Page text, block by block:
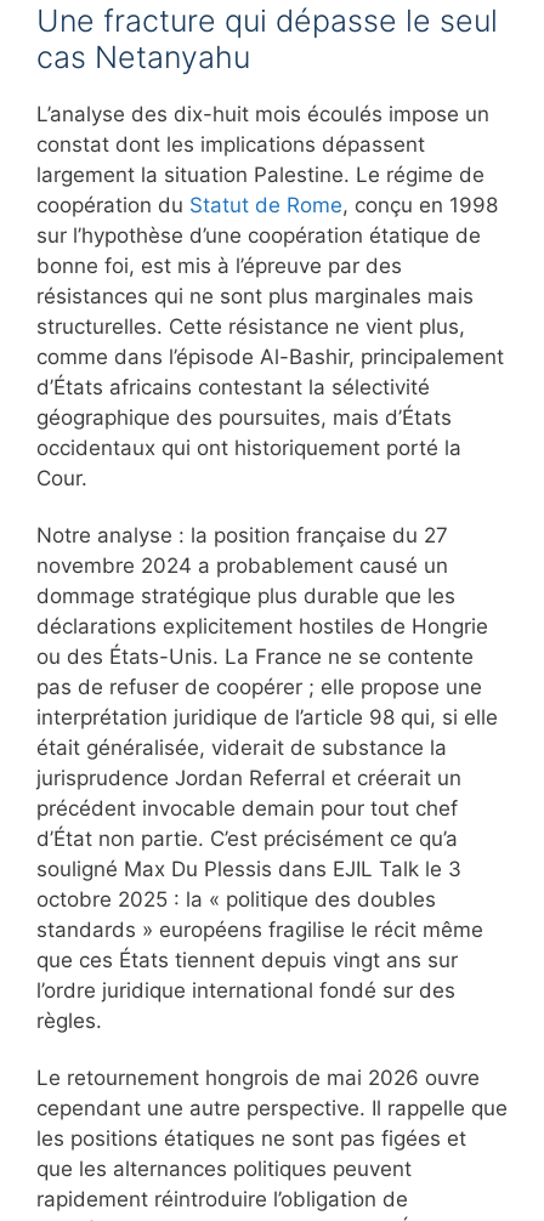
Une fracture qui dépasse le seul
cas Netanyahu
L’analyse des dix-huit mois écoulés impose un
constat dont les implications dépassent
largement la situation Palestine. Le régime de
coopération du Statut de Rome, conçu en 1998
sur l’hypothèse d’une coopération étatique de
bonne foi, est mis à l’épreuve par des
résistances qui ne sont plus marginales mais
structurelles. Cette résistance ne vient plus,
comme dans l’épisode Al-Bashir, principalement
d’États africains contestant la sélectivité
géographique des poursuites, mais d’États
occidentaux qui ont historiquement porté la
Cour.
Notre analyse : la position française du 27
novembre 2024 a probablement causé un
dommage stratégique plus durable que les
déclarations explicitement hostiles de Hongrie
ou des États-Unis. La France ne se contente
pas de refuser de coopérer ; elle propose une
interprétation juridique de l’article 98 qui, si elle
était généralisée, viderait de substance la
jurisprudence Jordan Referral et créerait un
précédent invocable demain pour tout chef
d’État non partie. C’est précisément ce qu’a
souligné Max Du Plessis dans EJIL Talk le 3
octobre 2025 : la « politique des doubles
standards » européens fragilise le récit même
que ces États tiennent depuis vingt ans sur
l’ordre juridique international fondé sur des
règles.
Le retournement hongrois de mai 2026 ouvre
cependant une autre perspective. Il rappelle que
les positions étatiques ne sont pas figées et
que les alternances politiques peuvent
rapidement réintroduire l’obligation de